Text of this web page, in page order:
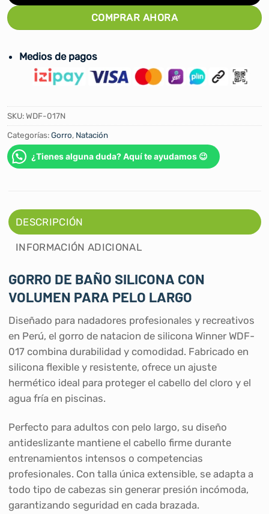
COMPRAR AHORA
Medios de pagos
SKU:WDF-017N
Categorías:Gorro, Natación
¿Tienes alguna duda? Aquí te ayudamos 😉
DESCRIPCIÓN
INFORMACIÓN ADICIONAL
GORRO DE BAÑO SILICONA CON
VOLUMEN PARA PELO LARGO
Diseñado para nadadores profesionales y recreativos
en Perú, el gorro de natacion de silicona Winner WDF-
017 combina durabilidad y comodidad. Fabricado en
silicona flexible y resistente, ofrece un ajuste
hermético ideal para proteger el cabello del cloro y el
agua fría en piscinas.
Perfecto para adultos con pelo largo, su diseño
antideslizante mantiene el cabello firme durante
entrenamientos intensos o competencias
profesionales. Con talla única extensible, se adapta a
todo tipo de cabezas sin generar presión incómoda,
garantizando seguridad en cada brazada.